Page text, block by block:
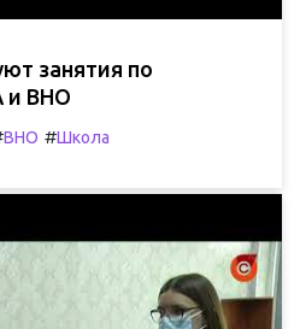
занятия по
и ВНО
ВНО #Школа